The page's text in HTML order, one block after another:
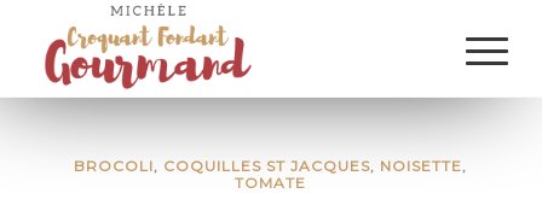
BROCOLI, COQUILLES ST JACQUES, NOISETTE,
TOMATE